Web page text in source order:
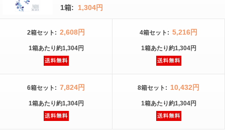
1箱: 1,304円
2箱セット : 2,608円
1箱あたり約1,304円
4箱セット : 5,216円
1箱あたり約1,304円
6箱セット : 7,824円
1箱あたり約1,304円
8箱セット : 10,432円
1箱あたり約1,304円